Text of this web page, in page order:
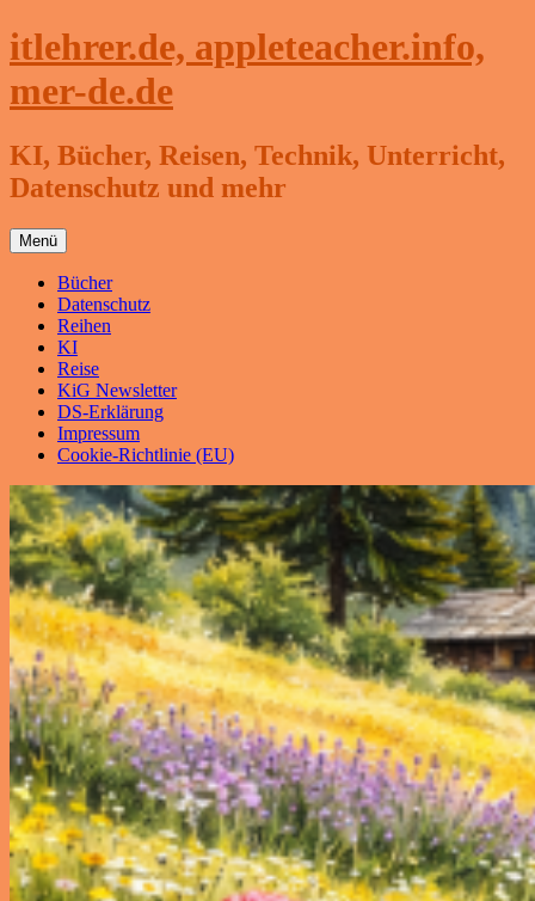
Zum
Inhalt
itlehrer.de, appleteacher.info,
mer-de.de
KI, Bücher, Reisen, Technik, Unterricht,
Datenschutz und mehr
Menü
Bücher
Datenschutz
Reihen
KI
Reise
KiG Newsletter
DS-Erklärung
Impressum
Cookie-Richtlinie (EU)